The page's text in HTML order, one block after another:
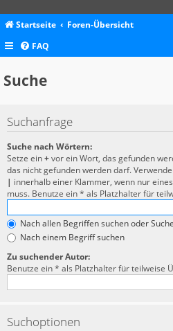
Startseite
Foren-Übersicht
FAQ
Suche
Suchanfrage
Suche nach Wörtern:
Setze ein+vor ein Wort, das gefunden
das nicht gefunden werden darf.
| innerhalb einer Klammer, wenn nur
muss. Benutze ein * als Platzhalter für
Nach allen Begriffen suchen oder
Nach einem Begriff suchen
Zu suchender Autor:
Benutze ein * als Platzhalter für teilweise
Suchoptionen